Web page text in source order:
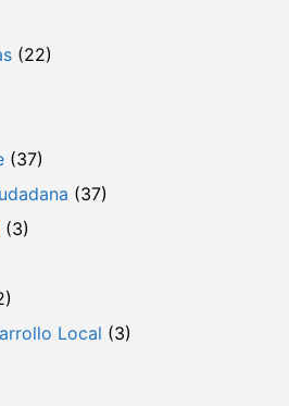
(22)
(37)
(37)
(3)
Local (3)